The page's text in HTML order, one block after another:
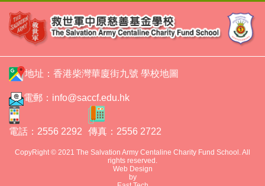
地址：香港柴灣華廈街九號 學校地圖
電郵： info@saccf.edu.hk
電話：2556 2292 傳真：2556 2722
CopyRight © 2021 The Salvation Army Centaline Charity Fund School. All
rights reserved.
Web Design
by